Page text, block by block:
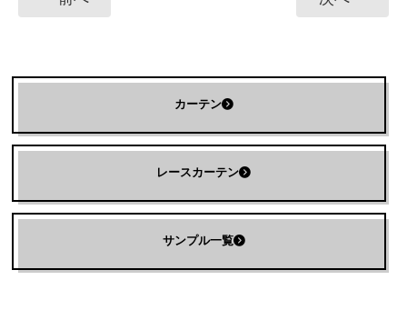
カーテン
レースカーテン
サンプル一覧